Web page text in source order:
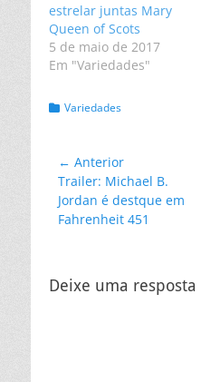
estrelar juntas Mary
Queen of Scots
5 de maio de 2017
Em "Variedades"
Categorias:
Variedades
Navegação
de
Post
← Anterior
Post
anterior:
Trailer: Michael B.
Jordan é destque em
Fahrenheit 451
Deixe uma resposta